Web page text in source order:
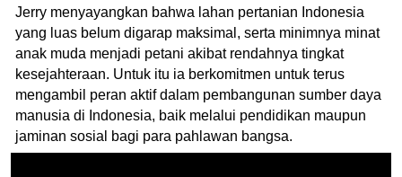
Jerry menyayangkan bahwa lahan pertanian Indonesia
yang luas belum digarap maksimal, serta minimnya minat
anak muda menjadi petani akibat rendahnya tingkat
kesejahteraan. Untuk itu ia berkomitmen untuk terus
mengambil peran aktif dalam pembangunan sumber daya
manusia di Indonesia, baik melalui pendidikan maupun
jaminan sosial bagi para pahlawan bangsa.